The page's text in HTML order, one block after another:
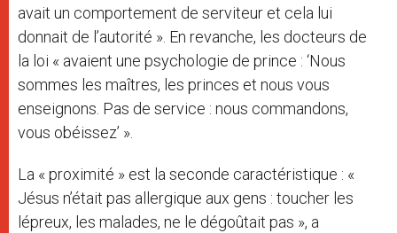
avait un comportement de serviteur et cela lui
donnait de l’autorité ». En revanche, les docteurs de
la loi « avaient une psychologie de prince : ‘Nous
sommes les maîtres, les princes et nous vous
enseignons. Pas de service : nous commandons,
vous obéissez’ ».
La « proximité » est la seconde caractéristique : «
Jésus n’était pas allergique aux gens : toucher les
lépreux, les malades, ne le dégoûtait pas », a